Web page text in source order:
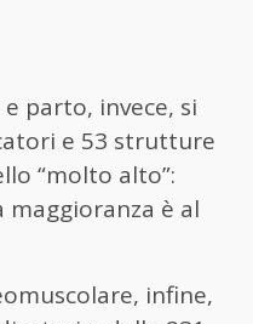
parto, invece, si
e 53 strutture
“molto alto”:
maggioranza è al
infine,